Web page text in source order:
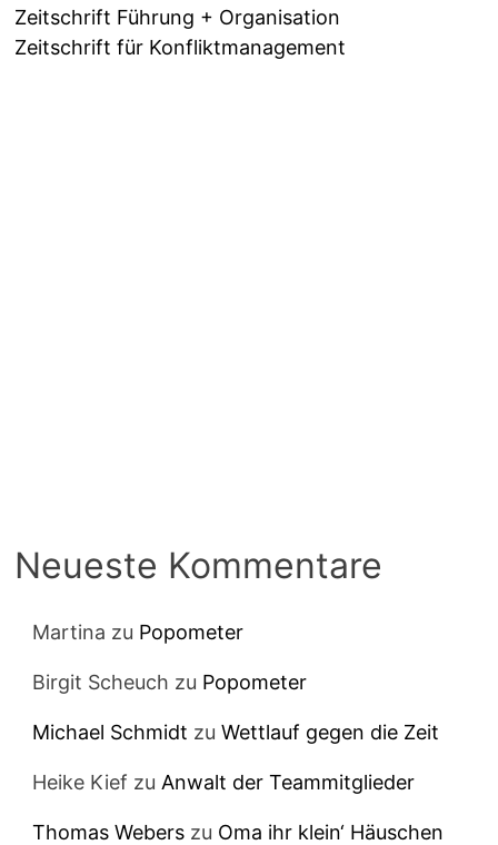
Zeitschrift Führung + Organisation
Zeitschrift für Konfliktmanagement
Neueste Kommentare
Martina zu Popometer
Birgit Scheuch zu Popometer
Michael Schmidt zuWettlauf gegen die Zeit
Heike Kief zu Anwalt der Teammitglieder
Thomas Webers zu Oma ihr klein‘ Häuschen